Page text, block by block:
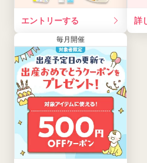
エントリーする 詳
毎月開催